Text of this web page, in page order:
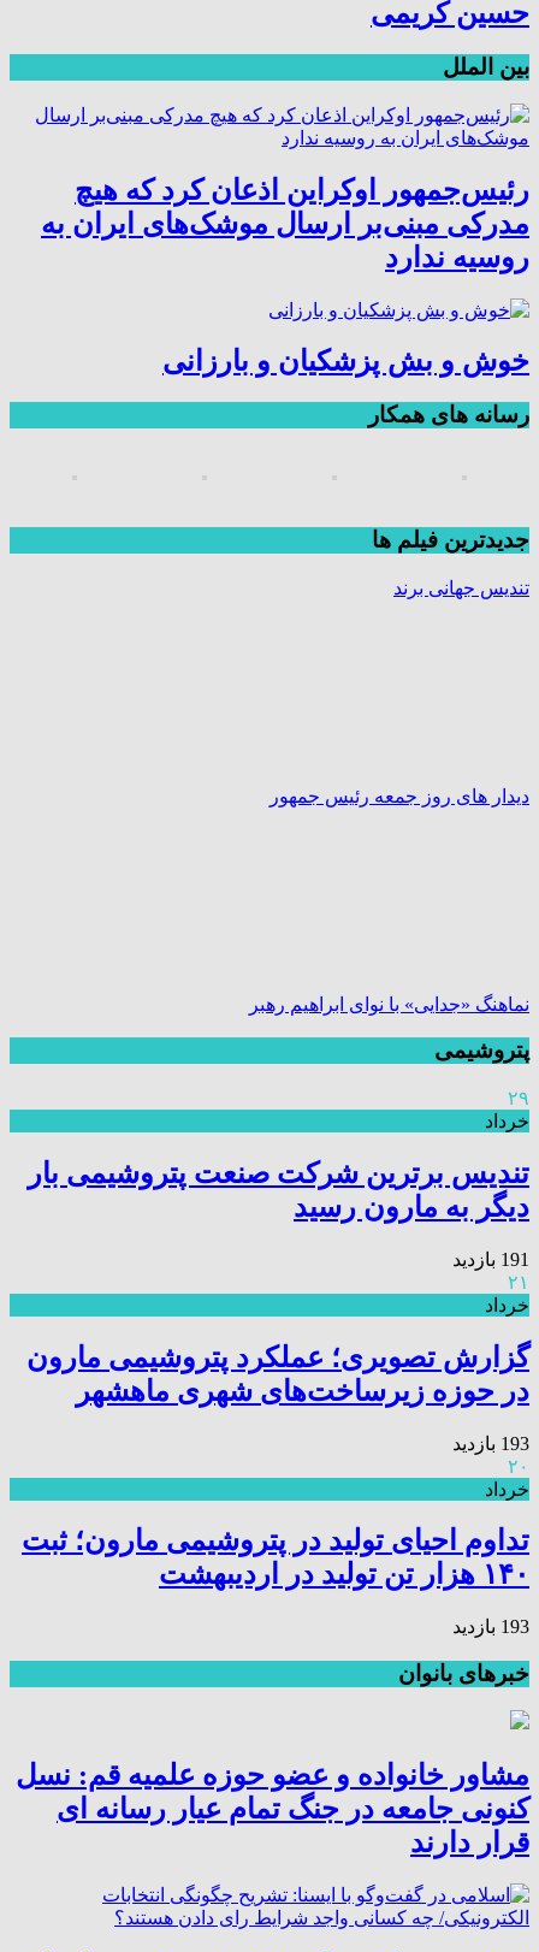
حسین کریمی
بین الملل
رئیس‌جمهور اوکراین اذعان کرد که هیچ
مدرکی مبنی‌بر ارسال موشک‌های ایران به
روسیه ندارد
خوش و بش پزشکیان و بارزانی
رسانه های همکار
جديدترين فیلم ها
تندیس جهانی برند
دیدار های روز جمعه رئیس جمهور
نماهنگ «جدایی» با نوای ابراهیم رهبر
پتروشیمی
۲۹
خرداد
تندیس برترین شرکت صنعت پتروشیمی بار
دیگر به مارون رسید
191 بازدید
۲۱
خرداد
گزارش تصویری؛ عملکرد پتروشیمی مارون
در حوزه زیرساخت‌های شهری ماهشهر
193 بازدید
۲۰
خرداد
تداوم احیای تولید در پتروشیمی مارون؛ ثبت
۱۴۰ هزار تن تولید در اردیبهشت
193 بازدید
خبرهای بانوان
مشاور خانواده و عضو حوزه علمیه قم: نسل
کنونی جامعه در جنگ تمام عیار رسانه ای
قرار دارند